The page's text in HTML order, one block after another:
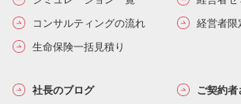
コンサルティングの流れ
経営者限
生命保険一括見積り
社長のブログ
ご契約者